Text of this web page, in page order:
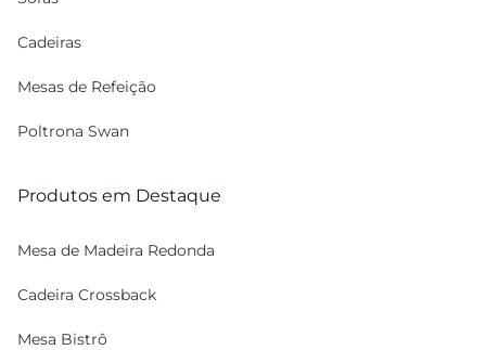
Cadeiras
Mesas de Refeição
Poltrona Swan
Produtos em Destaque
Mesa de Madeira Redonda
Cadeira Crossback
Mesa Bistrô